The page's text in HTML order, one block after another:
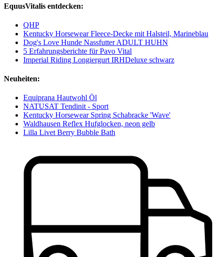
EquusVitalis entdecken:
QHP
Kentucky Horsewear Fleece-Decke mit Halsteil, Marineblau
Dog's Love Hunde Nassfutter ADULT HUHN
5 Erfahrungsberichte für Pavo Vital
Imperial Riding Longiergurt IRHDeluxe schwarz
Neuheiten:
Equiprana Hautwohl Öl
NATUSAT Tendinit - Sport
Kentucky Horsewear Spring Schabracke 'Wave'
Waldhausen Reflex Hufglocken, neon gelb
Lilla Livet Berry Bubble Bath